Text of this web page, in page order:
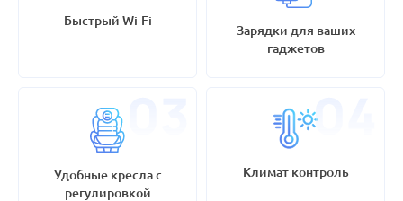
Прибытие автовокзал АЗС БРСМ
Быстрый Wi-Fi
Зарядки для ваших
гаджетов
Удобные кресла с
регулировкой
Климат контроль